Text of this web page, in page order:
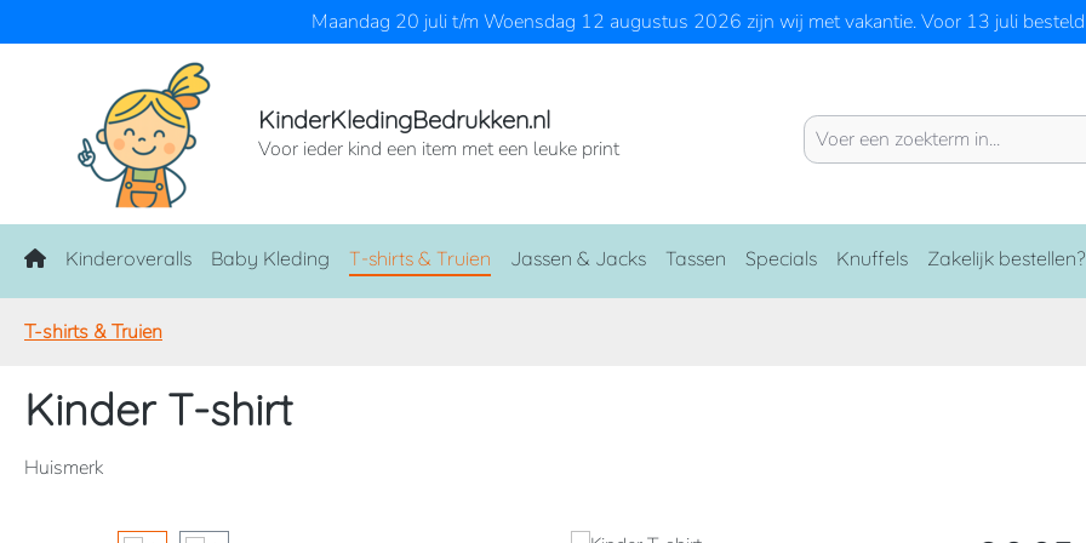
Maandag 20 juli t/m Woensdag 12 augustus 2026 zijn wij met vakantie. Voor 13 juli
KinderKledingBedrukken.nl
Voor ieder kind een item met een leuke print
Home
Kinderoveralls Baby Kleding T-shirts & Truien Jassen & Jacks Tassen Specials Knuffels Zakelijk bestellen?
T-shirts & Truien
Kinder T-shirt
Huismerk